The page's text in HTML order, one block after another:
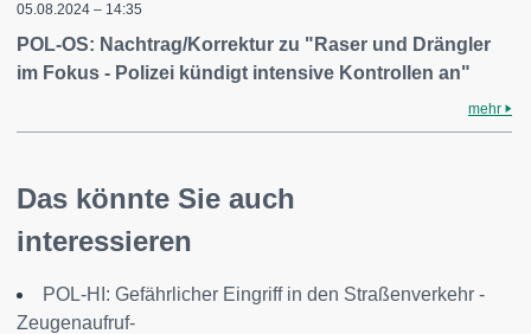
05.08.2024 – 14:35
POL-OS: Nachtrag/Korrektur zu "Raser und Drängler
im Fokus - Polizei kündigt intensive Kontrollen an"
mehr
Das könnte Sie auch
interessieren
POL-HI: Gefährlicher Eingriff in den Straßenverkehr -
Zeugenaufruf-